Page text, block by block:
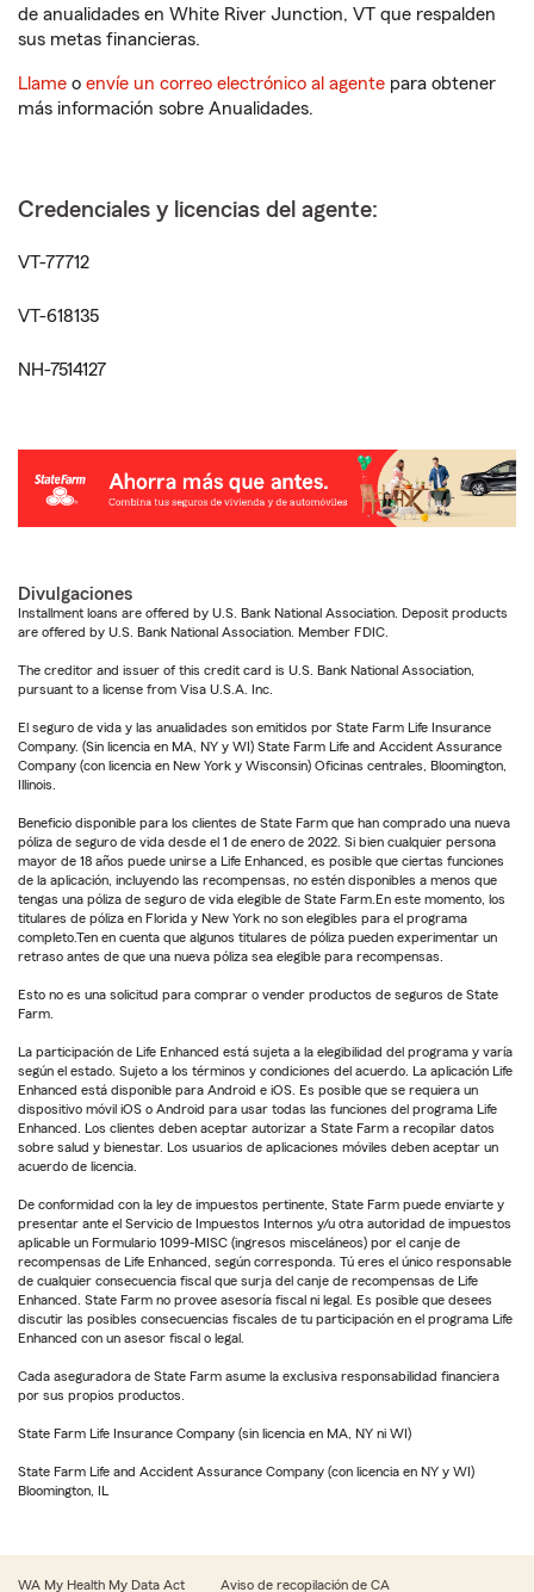
de anualidades en White River Junction, VT que respalden
sus metas financieras.
Llame o envíe un correo electrónico al agente para obtener
más información sobre Anualidades.
Credenciales y licencias del agente:
VT-77712
VT-618135
NH-7514127
Divulgaciones
Installment loans are offered by U.S. Bank National Association. Deposit products
are offered by U.S. Bank National Association. Member FDIC.
The creditor and issuer of this credit card is U.S. Bank National Association,
pursuant to a license from Visa U.S.A. Inc.
El seguro de vida y las anualidades son emitidos por State Farm Life Insurance
Company. (Sin licencia en MA, NY y WI) State Farm Life and Accident Assurance
Company (con licencia en New York y Wisconsin) Oficinas centrales, Bloomington,
Illinois.
Beneficio disponible para los clientes de State Farm que han comprado una nueva
póliza de seguro de vida desde el 1 de enero de 2022. Si bien cualquier persona
mayor de 18 años puede unirse a Life Enhanced, es posible que ciertas funciones
de la aplicación, incluyendo las recompensas, no estén disponibles a menos que
tengas una póliza de seguro de vida elegible de State Farm.En este momento, los
titulares de póliza en Florida y New York no son elegibles para el programa
completo.Ten en cuenta que algunos titulares de póliza pueden experimentar un
retraso antes de que una nueva póliza sea elegible para recompensas.
Esto no es una solicitud para comprar o vender productos de seguros de State
Farm.
La participación de Life Enhanced está sujeta a la elegibilidad del programa y varía
según el estado. Sujeto a los términos y condiciones del acuerdo. La aplicación Life
Enhanced está disponible para Android e iOS. Es posible que se requiera un
dispositivo móvil iOS o Android para usar todas las funciones del programa Life
Enhanced. Los clientes deben aceptar autorizar a State Farm a recopilar datos
sobre salud y bienestar. Los usuarios de aplicaciones móviles deben aceptar un
acuerdo de licencia.
De conformidad con la ley de impuestos pertinente, State Farm puede enviarte y
presentar ante el Servicio de Impuestos Internos y/u otra autoridad de impuestos
aplicable un Formulario 1099-MISC (ingresos misceláneos) por el canje de
recompensas de Life Enhanced, según corresponda. Tú eres el único responsable
de cualquier consecuencia fiscal que surja del canje de recompensas de Life
Enhanced. State Farm no provee asesoría fiscal ni legal. Es posible que desees
discutir las posibles consecuencias fiscales de tu participación en el programa Life
Enhanced con un asesor fiscal o legal.
Cada aseguradora de State Farm asume la exclusiva responsabilidad financiera
por sus propios productos.
State Farm Life Insurance Company (sin licencia en MA, NY ni WI)
State Farm Life and Accident Assurance Company (con licencia en NY y WI)
Bloomington, IL
WA My Health My Data Act Aviso de recopilación de CA